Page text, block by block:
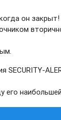
он закрыт!
его